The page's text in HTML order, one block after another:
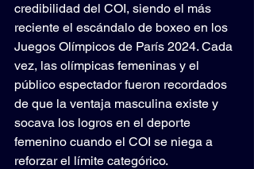
credibilidad del COI, siendo el más
reciente el escándalo de boxeo en los
Juegos Olímpicos de París 2024. Cada
vez, las olímpicas femeninas y el
público espectador fueron recordados
de que la ventaja masculina existe y
socava los logros en el deporte
femenino cuando el COI se niega a
reforzar el límite categórico.